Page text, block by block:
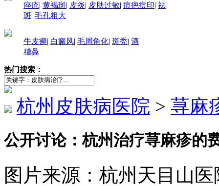
痤疮| 黄褐斑| 皮炎| 皮肤过敏| 痘疤痘印| 祛
斑| 毛孔粗大
牛皮癣| 白癜风| 毛周角化| 斑秃| 酒
糟鼻
热门搜索：
杭州皮肤病医院 > 荨麻
公开讨论：杭州治疗荨麻疹的
图片来源：杭州天目山医